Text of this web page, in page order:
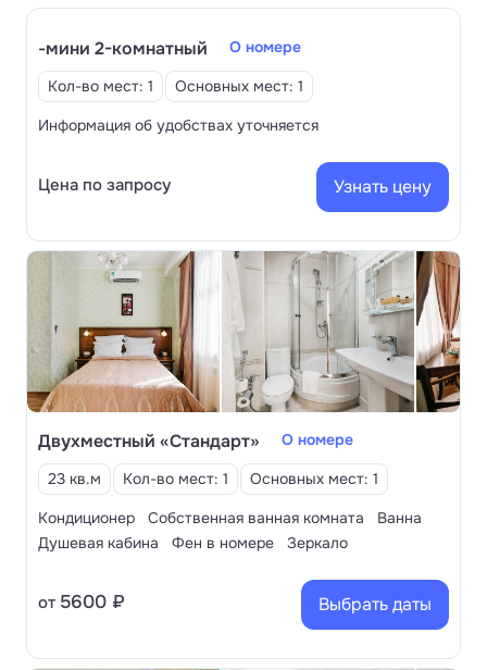
на лечение — с 4 лет. Для маленьких гостей
организованы развлекательные программы с
воспитателями, игровые консоли, бильярд и
аэрохоккей. Также доступен прокат самокатов,
велосипедов и санок.
-мини 2-комнатный
О номере
Кол-во мест: 1
Основных мест: 1
Информация об удобствах уточняется
Цена по запросу Узнать цену
Двухместный «Стандарт»
О номере
23 кв.м
Кол-во мест: 1
Основных мест: 1
Кондиционер
Собственная ванная комната
Ванна
Душевая кабина
Фен в номере Зеркало
от 5600 ₽ Выбрать даты